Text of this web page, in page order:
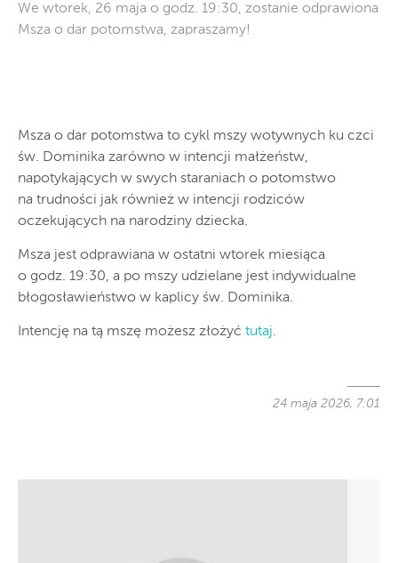
We wtorek, 26 maja o godz. 19:30, zostanie odprawiona
Msza o dar potomstwa, zapraszamy!
Msza o dar potomstwa to cykl mszy wotywnych ku czci
św. Dominika zarówno w intencji małżeństw,
napotykających w swych staraniach o potomstwo
na trudności jak również w intencji rodziców
oczekujących na narodziny dziecka.
Msza jest odprawiana w ostatni wtorek miesiąca
o godz. 19:30, a po mszy udzielane jest indywidualne
błogosławieństwo w kaplicy św. Dominika.
Intencję na tą mszę możesz złożyć tutaj.
24 maja 2026, 7:01